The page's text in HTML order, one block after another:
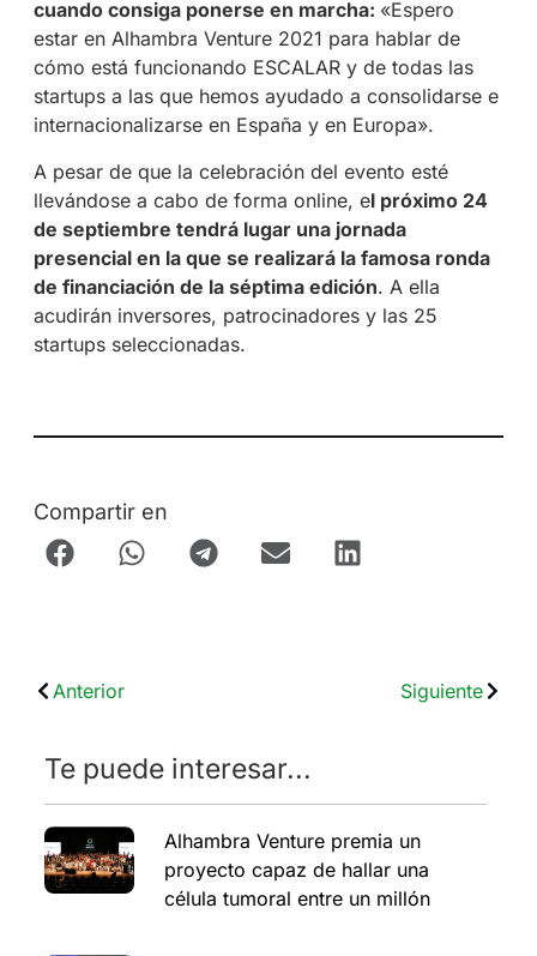
cuando consiga ponerse en marcha: «Espero
estar en Alhambra Venture 2021 para hablar de
cómo está funcionando ESCALAR y de todas las
startups a las que hemos ayudado a consolidarse e
internacionalizarse en España y en Europa».
A pesar de que la celebración del evento esté
llevándose a cabo de forma online, el próximo 24
de septiembre tendrá lugar una jornada
presencial en la que se realizará la famosa ronda
de financiación de la séptima edición. A ella
acudirán inversores, patrocinadores y las 25
startups seleccionadas.
Compartir en
Anterior Siguiente
Te puede interesar...
Alhambra Venture premia un
proyecto capaz de hallar una
célula tumoral entre un millón